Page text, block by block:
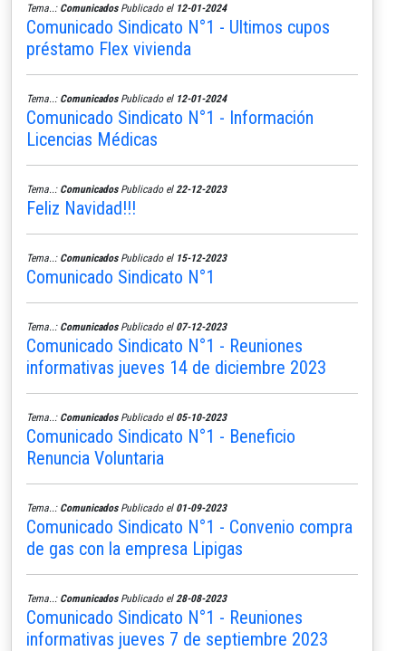
Tema..: ComunicadosPublicado el 12-01-2024
Comunicado Sindicato N°1 - Ultimos cupos
préstamo Flex vivienda
Tema..: ComunicadosPublicado el 12-01-2024
Comunicado Sindicato N°1 - Información
Licencias Médicas
Tema..: ComunicadosPublicado el 22-12-2023
Feliz Navidad!!!
Tema..: ComunicadosPublicado el 15-12-2023
Comunicado Sindicato N°1
Tema..: ComunicadosPublicado el 07-12-2023
Comunicado Sindicato N°1 - Reuniones
informativas jueves 14 de diciembre 2023
Tema..: ComunicadosPublicado el 05-10-2023
Comunicado Sindicato N°1 - Beneficio
Renuncia Voluntaria
Tema..: ComunicadosPublicado el 01-09-2023
Comunicado Sindicato N°1 - Convenio compra
de gas con la empresa Lipigas
Tema..: ComunicadosPublicado el 28-08-2023
Comunicado Sindicato N°1 - Reuniones
informativas jueves 7 de septiembre 2023